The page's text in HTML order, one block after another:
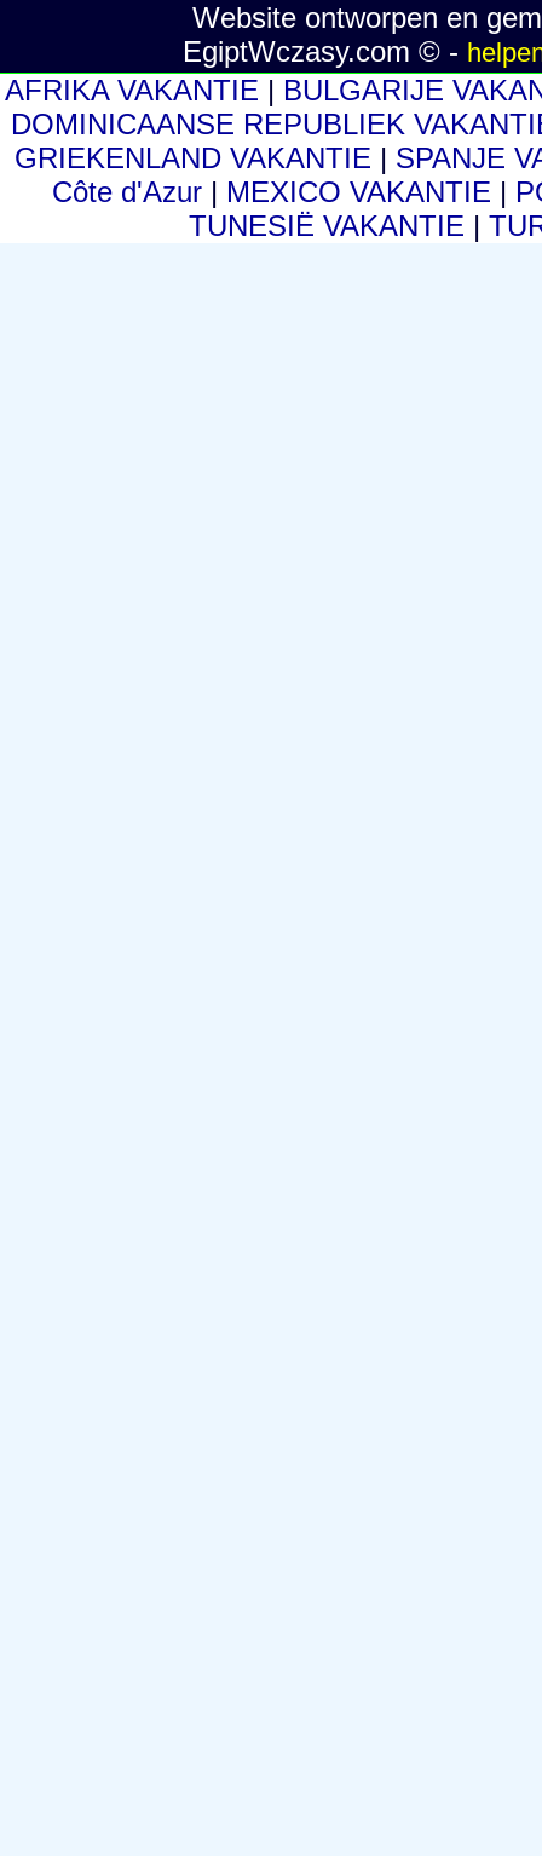
Website ontworpen en
EgiptWczasy.com © -
AFRIKA VAKANTIE | BULGARIJE
DOMINICAANSE REPUBLIEK
GRIEKENLAND VAKANTIE | SPANJE
Côte d'Azur | MEXICO VAKANTIE |
TUNESIË VAKANTIE |